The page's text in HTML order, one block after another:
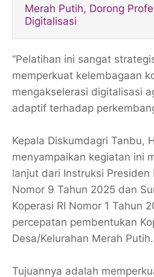
Merah Putih, Dorong
Digitalisasi
“Pelatihan ini sangat
memperkuat kelembagaan
mengakselerasi digitalisasi
adaptif terhadap
Kepala Diskumdagri Tanbu,
menyampaikan kegiatan ini
lanjut dari Instruksi Presiden
Nomor 9 Tahun 2025 dan
Koperasi RI Nomor 1 Tahun
percepatan pembentukan
Desa/Kelurahan Merah Putih.
Tujuannya adalah